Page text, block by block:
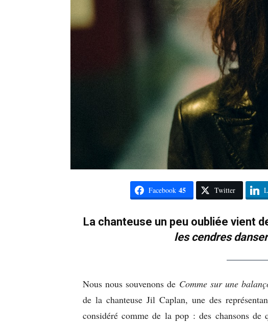
Facebook 45 Twitter
La chanteuse un peu oubliée vient
les cendres danser
Nous nous souvenons de Comme sur une
de la chanteuse Jil Caplan, une des
considéré comme de la pop : des chansons de